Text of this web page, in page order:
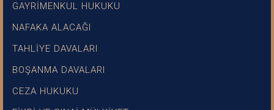
GAYRİMENKUL HUKUKU
NAFAKA ALACAĞI
TAHLİYE DAVALARI
BOŞANMA DAVALARI
CEZA HUKUKU